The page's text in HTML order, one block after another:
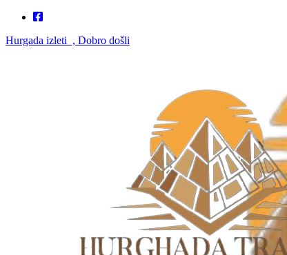
Hurgada izleti , Dobro došli